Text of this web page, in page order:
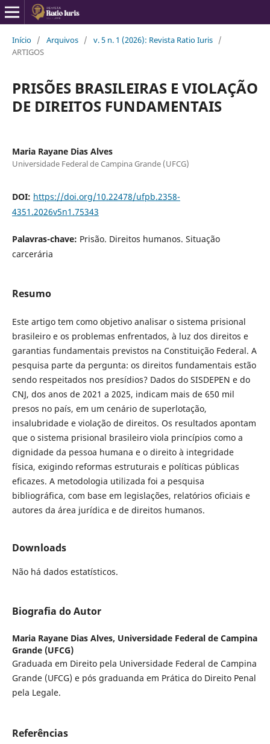
Início / Arquivos / v. 5 n. 1 (2026): Revista Ratio Iuris /
ARTIGOS
PRISÕES BRASILEIRAS E VIOLAÇÃO
DE DIREITOS FUNDAMENTAIS
Maria Rayane Dias Alves
Universidade Federal de Campina Grande (UFCG)
DOI: https://doi.org/10.22478/ufpb.2358-
4351.2026v5n1.75343
Palavras-chave: Prisão. Direitos humanos. Situação
carcerária
Resumo
Este artigo tem como objetivo analisar o sistema prisional
brasileiro e os problemas enfrentados, à luz dos direitos e
garantias fundamentais previstos na Constituição Federal. A
pesquisa parte da pergunta: os direitos fundamentais estão
sendo respeitados nos presídios? Dados do SISDEPEN e do
CNJ, dos anos de 2021 a 2025, indicam mais de 650 mil
presos no país, em um cenário de superlotação,
insalubridade e violação de direitos. Os resultados apontam
que o sistema prisional brasileiro viola princípios como a
dignidade da pessoa humana e o direito à integridade
física, exigindo reformas estruturais e políticas públicas
eficazes. A metodologia utilizada foi a pesquisa
bibliográfica, com base em legislações, relatórios oficiais e
autores da área jurídica e de direitos humanos.
Downloads
Não há dados estatísticos.
Biografia do Autor
Maria Rayane Dias Alves, Universidade Federal de Campina
Grande (UFCG)
Graduada em Direito pela Universidade Federal de Campina
Grande (UFCG) e pós graduanda em Prática do Direito Penal
pela Legale.
Referências